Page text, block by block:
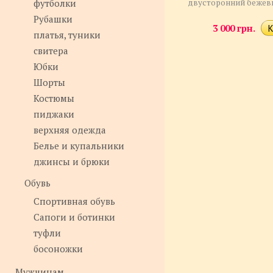
футболки
Рубашки
платья, туники
свитера
Юбки
Шорты
Костюмы
пиджаки
верхняя одежда
Белье и купальники
джинсы и брюки
Обувь
Спортивная обувь
Сапоги и ботинки
туфли
босоножки
двусторонний
3 000 грн.